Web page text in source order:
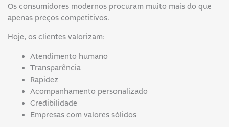
Os consumidores modernos procuram muito mais do que
apenas preços competitivos.
Hoje, os clientes valorizam:
Atendimento humano
Transparência
Rapidez
Acompanhamento personalizado
Credibilidade
Empresas com valores sólidos